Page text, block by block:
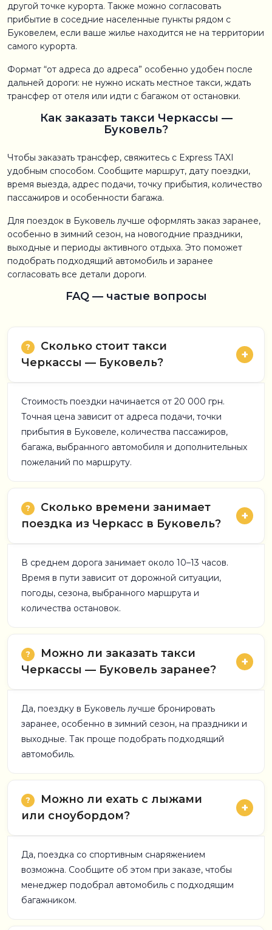
другой точке курорта. Также можно согласовать
прибытие в соседние населенные пункты рядом с
Буковелем, если ваше жилье находится не на территории
самого курорта.
Формат “от адреса до адреса” особенно удобен после
дальней дороги: не нужно искать местное такси, ждать
трансфер от отеля или идти с багажом от остановки.
Как заказать такси Черкассы —
Буковель?
Чтобы заказать трансфер, свяжитесь с Express TAXI
удобным способом. Сообщите маршрут, дату поездки,
время выезда, адрес подачи, точку прибытия, количество
пассажиров и особенности багажа.
Для поездок в Буковель лучше оформлять заказ заранее,
особенно в зимний сезон, на новогодние праздники,
выходные и периоды активного отдыха. Это поможет
подобрать подходящий автомобиль и заранее
согласовать все детали дороги.
FAQ — частые вопросы
Сколько стоит такси
Черкассы — Буковель?
Стоимость поездки начинается от 20 000 грн.
Точная цена зависит от адреса подачи, точки
прибытия в Буковеле, количества пассажиров,
багажа, выбранного автомобиля и дополнительных
пожеланий по маршруту.
Сколько времени занимает
поездка из Черкасс в Буковель?
В среднем дорога занимает около 10–13 часов.
Время в пути зависит от дорожной ситуации,
погоды, сезона, выбранного маршрута и
количества остановок.
Можно ли заказать такси
Черкассы — Буковель заранее?
Да, поездку в Буковель лучше бронировать
заранее, особенно в зимний сезон, на праздники и
выходные. Так проще подобрать подходящий
автомобиль.
Можно ли ехать с лыжами
или сноубордом?
Да, поездка со спортивным снаряжением
возможна. Сообщите об этом при заказе, чтобы
менеджер подобрал автомобиль с подходящим
багажником.